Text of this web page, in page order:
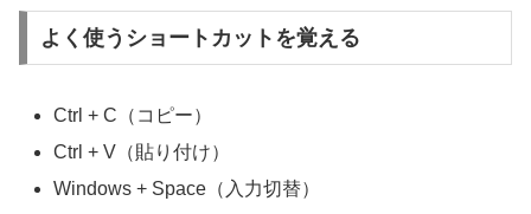
よく使うショートカットを覚える
Ctrl + C（コピー）
Ctrl + V（貼り付け）
Windows + Space（入力切替）